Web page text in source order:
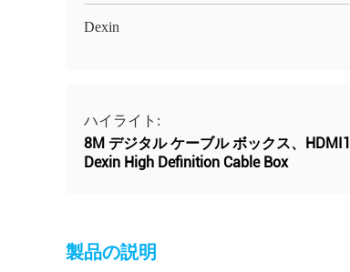
Dexin
ハイライト:
8M デジタル ケーブル ボックス、
Dexin High Definition Cable Box
製品の説明